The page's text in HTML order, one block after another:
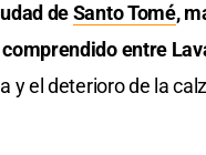
deSanto Tomé,
entre
y el deterioro de la